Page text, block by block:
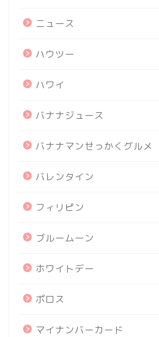
ニュース
ハウツー
ハワイ
バナナジュース
バナナマンせっかくグルメ
バレンタイン
フィリピン
ブルームーン
ホワイトデー
ポロス
マイナンバーカード